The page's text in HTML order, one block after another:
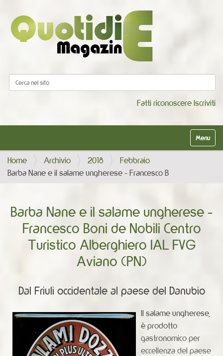
Cerca nel sito
Fatti riconoscere Iscriviti
Alterna la
Home Archivio 2018
Febbraio
Barba Nane e il salame ungherese - Francesco B
Barba Nane e il salame ungherese -
Francesco Boni de Nobili Centro
Turistico Alberghiero IAL FVG
Aviano (PN)
Dal Friuli occidentale al paese del Danubio
Il salame ungherese,
è prodotto
gastronomico per
eccellenza del paese